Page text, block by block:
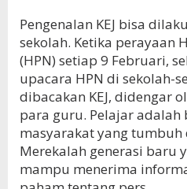
Pengenalan KEJ bisa
sekolah. Ketika perayaan
(HPN) setiap 9 Februari,
upacara HPN di sekolah-
dibacakan KEJ, didengar
para guru. Pelajar adalah
masyarakat yang tumbuh
Merekalah generasi baru
mampu menerima